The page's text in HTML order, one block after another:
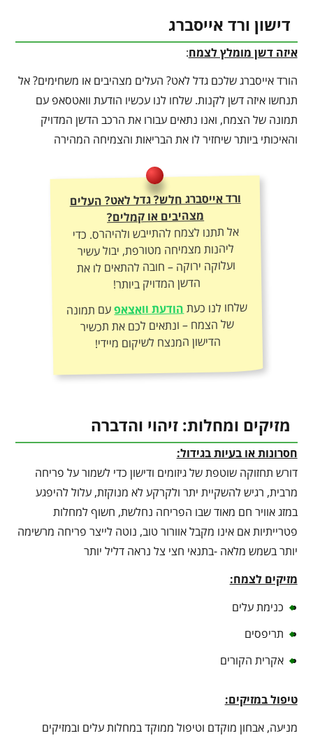
דישון ורד אייסברג
איזה דשן מומלץ לצמח:
הורד אייסברג שלכם גדל לאט? העלים מצהיבים או משחימים? אל
תנחשו איזה דשן לקנות. שלחו לנו עכשיו הודעת וואטסאפ עם
תמונה של הצמח, ואנו נתאים עבורו את הרכב הדשן המדויק
והאיכותי ביותר שיחזיר לו את הבריאות והצמיחה המהירה
ורד אייסברג חלש? גדל לאט? העלים
מצהיבים או קמלים?
אל תתנו לצמח להתייבש ולהיהרס. כדי
ליהנות מצמיחה מטורפת, יבול עשיר
ועלוקה ירוקה – חובה להתאים לו את
הדשן המדויק ביותר!
שלחו לנו כעתהודעת וואצאפעם תמונה
של הצמח – ונתאים לכם את תכשיר
הדישון המנצח לשיקום מיידי!
מזיקים ומחלות: זיהוי והדברה
חסרונות או בעיות בגידול:
דורש תחזוקה שוטפת של גיזומים ודישון כדי לשמור על פריחה
מרבית, רגיש להשקיית יתר ולקרקע לא מנוקזת, עלול להיפגע
במזג אוויר חם מאוד שבו הפריחה נחלשת, חשוף למחלות
פטרייתיות אם אינו מקבל אוורור טוב, נוטה לייצר פריחה מרשימה
יותר בשמש מלאה -בתנאי חצי צל נראה דליל יותר
מזיקים לצמח:
כנימת עלים
תריפסים
אקרית הקורים
טיפול במזיקים:
מניעה, אבחון מוקדם וטיפול ממוקד במחלות עלים ובמזיקים